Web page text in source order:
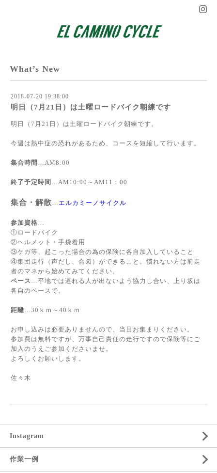
What’s New
2018-07-20 19:38:00
明日（7月21日）は土曜ロードバイク朝練です
明日（7月21日）は土曜ロードバイク朝練です。
今週は熱中症の恐れがあるため、コースを短縮して行います。
集合時間 …AM8:00
終了予定時間 …AM10:00～AM11：00
集合・解散… エルカミーノサイクル
参加資格…
①ロードバイク
②ヘルメット・手袋着用
③ケガ等、起こった場合の為の保険に各自加入していること
④集団走行（声だし、合図）ができること。慣れない方は前走
者のマネから始めてみてください。
ペース …平地では遅れる人が出ないよう協力し合い、上り坂は
各自のペースで。
距離…30ｋｍ～40ｋｍ
お申し込みは必要ありませんので、当日お集まりください。
参加費は無料ですが、万事自己責任の走行ですので保険等にご
加入のうえご参加くださいませ。
よろしくお願いします。
佐々木
Instagram
作業一例